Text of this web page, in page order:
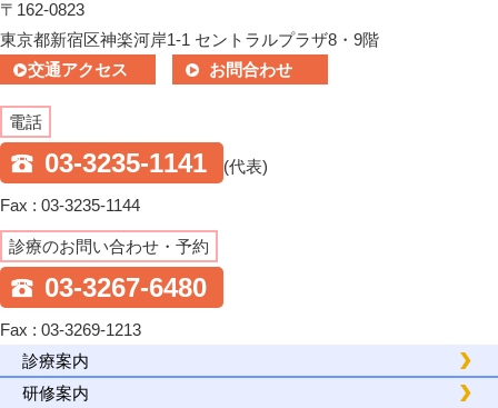
〒162-0823
東京都新宿区神楽河岸1-1 セントラルプラザ8・9階
交通アクセス
お問合わせ
電話
03-3235-1141 (代表)
Fax : 03-3235-1144
診療のお問い合わせ・予約
03-3267-6480
Fax : 03-3269-1213
診療案内
研修案内